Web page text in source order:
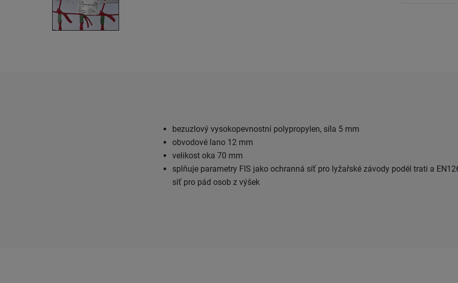
bezuzlový vysokopevnostní polypropylen, síla 5 mm
obvodové lano 12 mm
velikost oka 70 mm
splňuje parametry FIS jako ochranná síť pro lyžařské závody podél trati a
síť pro pád osob z výšek